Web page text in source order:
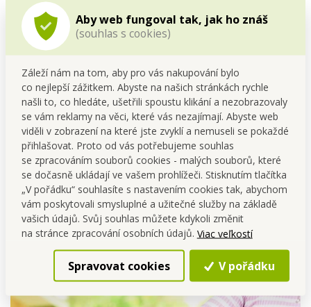
Aby web fungoval tak, jak ho znáš
(souhlas s cookies)
Záleží nám na tom, aby pro vás nakupování bylo
co nejlepší zážitkem. Abyste na našich stránkách rychle
našli to, co hledáte, ušetřili spoustu klikání a nezobrazovaly
se vám reklamy na věci, které vás nezajímají. Abyste web
viděli v zobrazení na které jste zvyklí a nemuseli se pokaždé
přihlašovat. Proto od vás potřebujeme souhlas
se zpracováním souborů cookies - malých souborů, které
se dočasně ukládají ve vašem prohlížeči. Stisknutím tlačítka
„V pořádku“ souhlasíte s nastavením cookies tak, abychom
vám poskytovali smysluplné a užitečné služby na základě
vašich údajů. Svůj souhlas můžete kdykoli změnit
na stránce zpracování osobních údajů. Viac veľkostí
Spravovat cookies V pořádku